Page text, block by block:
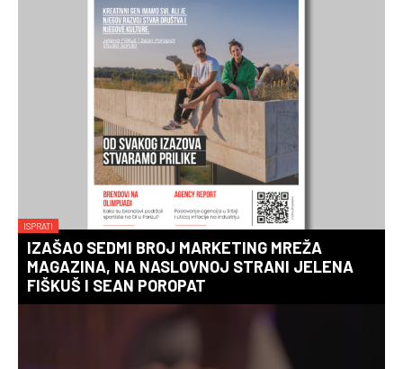
ISPRATI
IZAŠAO SEDMI BROJ MARKETING MREŽA
MAGAZINA, NA NASLOVNOJ STRANI JELENA
FIŠKUŠ I SEAN POROPAT